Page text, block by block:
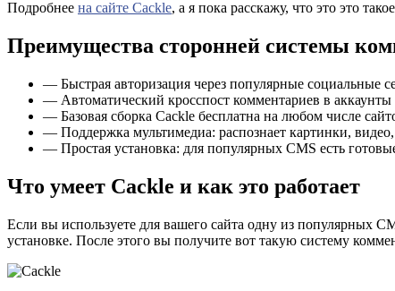
Подробнее на сайте Cackle, а я пока расскажу, что это это
Преимущества сторонней системы
— Быстрая авторизация через популярные социальные
— Автоматический кросспост комментариев в аккаунты
— Базовая сборка Cackle бесплатна на любом числе
— Поддержка мультимедиа: распознает картинки,
— Простая установка: для популярных CMS есть
Что умеет Cackle и как это работает
Если вы используете для вашего сайта одну из популярных
установке. После этого вы получите вот такую систему